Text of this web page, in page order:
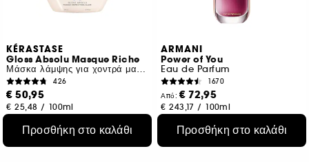
KÉRASTASE
Gloss Absolu Masque Riche
Μάσκα λάμψης για χοντρά μαλλιά με τάση φριζαρίσματος
426
€ 50,95
€ 25,48 / 100ml
Προσθήκη στο καλάθι
ARMANI
Power of You
Eau de Parfum
1670
Από:€ 72,95
€ 243,17 / 100ml
3 μεγέθη
Προσθήκη στο καλάθι